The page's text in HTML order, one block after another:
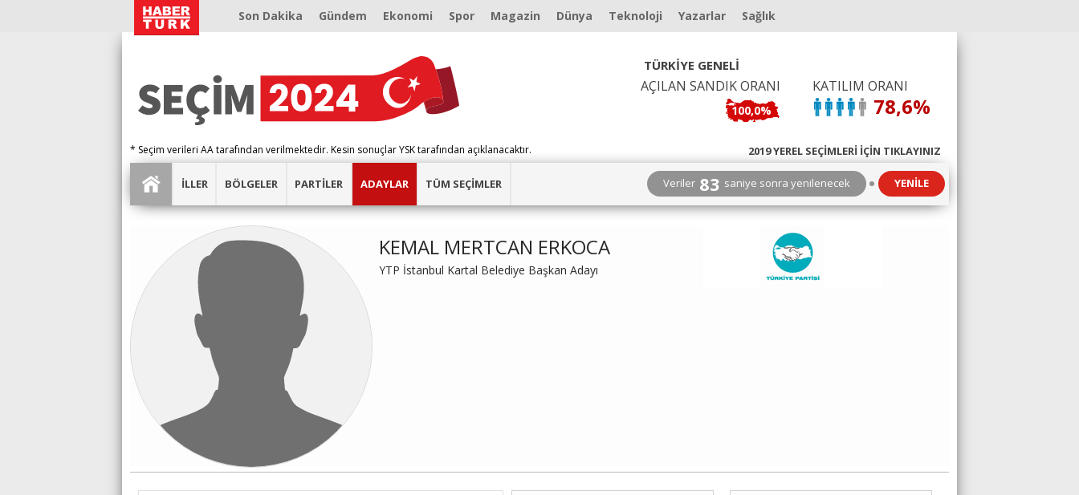
Son Dakika Gündem Ekonomi Spor Magazin Dünya Teknoloji Yazarlar Sağlık
* Seçim verileri AA tarafından verilmektedir. Kesin sonuçlar YSK tarafından açıklanacaktır.
TÜRKİYE GENELİ
AÇILAN SANDIK ORANI
100,0%
KATILIM ORANI
78,6%
2019 YEREL SEÇİMLERİ İÇİN TIKLAYINIZ
İLLER BÖLGELER PARTİLER ADAYLAR TÜM SEÇİMLER Veriler 83 saniye sonra yenilenecek YENİLE
KEMAL MERTCAN ERKOCA
YTP İstanbul Kartal Belediye Başkan Adayı